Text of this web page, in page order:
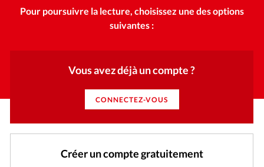
Pour poursuivre la lecture, choisissez une des options
suivantes :
Vous avez déjà un compte ?
CONNECTEZ-VOUS
Créer un compte gratuitement